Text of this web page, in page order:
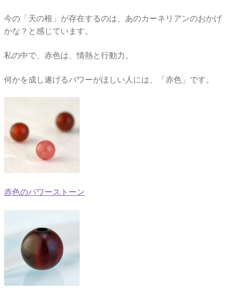
今の「天の根」が存在するのは、あのカーネリアンのおかげ
かな？と感じています。
私の中で、赤色は、情熱と行動力。
何かを成し遂げるパワーがほしい人には、「赤色」です。
赤色のパワーストーン